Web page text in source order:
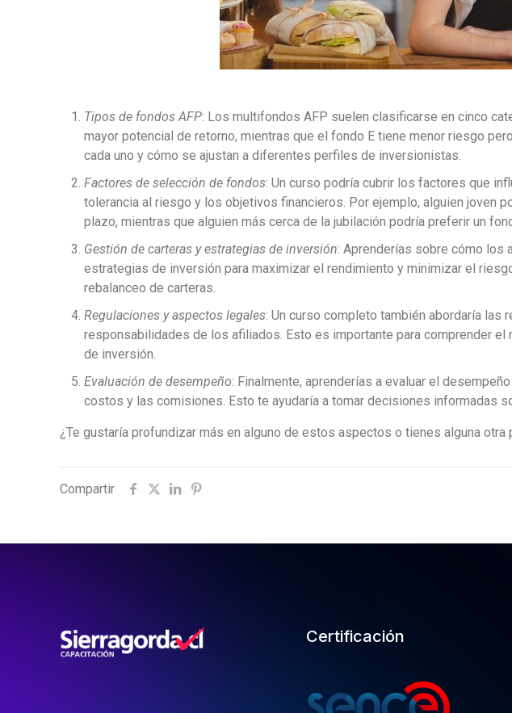
Tipos de fondos AFP: Los multifondos AFP suelen clasificarse en cinco
mayor potencial de retorno, mientras que el fondo E tiene menor riesgo
cada uno y cómo se ajustan a diferentes perfiles de inversionistas.
Factores de selección de fondos: Un curso podría cubrir los factores que
tolerancia al riesgo y los objetivos financieros. Por ejemplo, alguien joven
plazo, mientras que alguien más cerca de la jubilación podría preferir un
Gestión de carteras y estrategias de inversión: Aprenderías sobre cómo los
estrategias de inversión para maximizar el rendimiento y minimizar el
rebalanceo de carteras.
Regulaciones y aspectos legales: Un curso completo también abordaría
responsabilidades de los afiliados. Esto es importante para comprender
de inversión.
Evaluación de desempeño: Finalmente, aprenderías a evaluar el
costos y las comisiones. Esto te ayudaría a tomar decisiones informadas
¿Te gustaría profundizar más en alguno de estos aspectos o tienes alguna otra
Compartir
Certificación